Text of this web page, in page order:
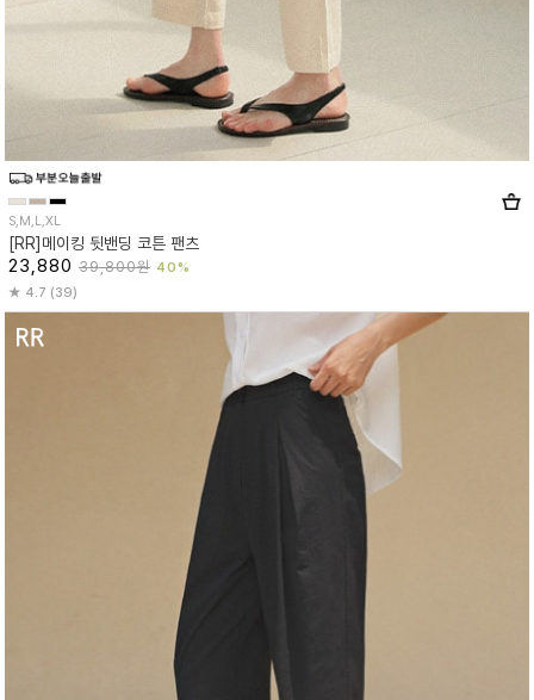
S,M,L,XL
[RR]메이킹 뒷밴딩 코튼 팬츠
23,880 39,800원 40%
4.7 (39)